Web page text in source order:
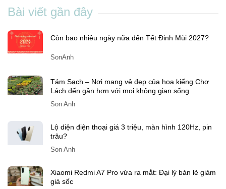
Bài viết gần đây
Còn bao nhiêu ngày nữa đến Tết Đinh Mùi 2027?
SonAnh
Tám Sạch – Nơi mang vẻ đẹp của hoa kiểng Chợ
Son Anh
Lộ diện điện thoại giá 3 triệu, màn hình 120Hz, pin
Son Anh